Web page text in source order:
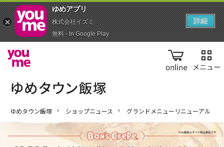
online
ゆめタウン飯塚 ショップニュース グランドメニューリニューアル
ゆめアプ‪リ‬
株式会社イズミ
無料 - In Google Play
詳細